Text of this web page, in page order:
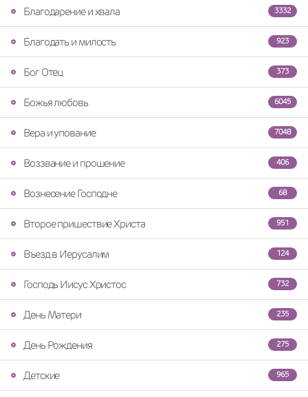
3332
Благодарение и хвала
923
Благодать и милость
373
Бог Отец
6045
Божья любовь
7048
Вера и упование
406
Воззвание и прошение
68
Вознесение Господне
951
Второе пришествие Христа
124
Въезд в Иерусалим
732
Господь Иисус Христос
235
День Матери
275
День Рождения
965
Детские